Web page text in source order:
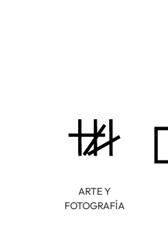
ARTE Y
FOTOGRAFÍA